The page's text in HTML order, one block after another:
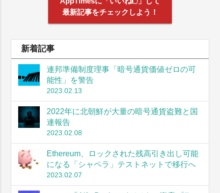
最新記事をチェックしよう！
新着記事
連邦準備制度理事「暗号通貨価値ゼロの可
能性」を警告
2023.02.13
2022年に北朝鮮が大量の暗号通貨盗難と国
連報告
2023.02.08
Ethereum、ロックされた残高引き出し可能
になる「シャペラ」テストネットで移行へ
2023.02.07